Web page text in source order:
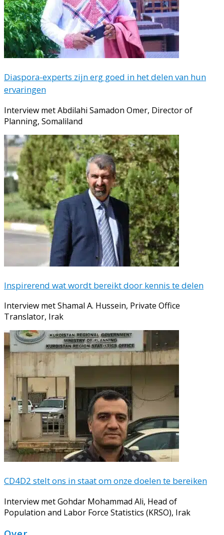
Diaspora-experts zijn erg goed in het delen van hun
ervaringen
Interview met Abdilahi Samadon Omer, Director of
Planning, Somaliland
Inspirerend wat wordt bereikt door kennis te delen
Interview met Shamal A. Hussein, Private Office
Translator, Irak
CD4D2 stelt ons in staat om onze doelen te bereiken
Interview met Gohdar Mohammad Ali, Head of
Population and Labor Force Statistics (KRSO), Irak